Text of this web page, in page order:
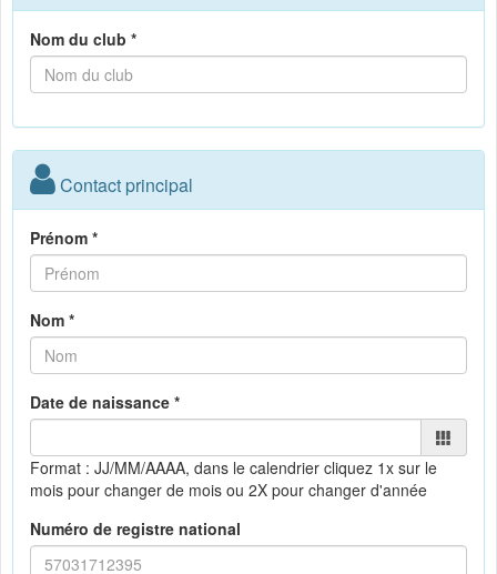
Nom du club *
Contact principal
Prénom *
Nom *
Date de naissance *
Format : JJ/MM/AAAA, dans le calendrier cliquez 1x sur le
mois pour changer de mois ou 2X pour changer d'année
Numéro de registre national